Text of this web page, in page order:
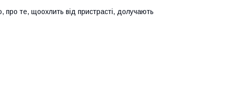
про те, щоохлить від пристрасті, долучають